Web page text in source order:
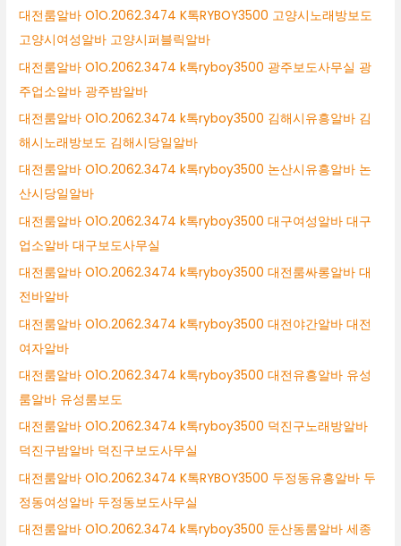
대전룸알바 O1O.2062.3474 K톡RYBOY3500 고양시노래방보도
고양시여성알바 고양시퍼블릭알바
대전룸알바 O1O.2062.3474 k톡ryboy3500 광주보도사무실 광
주업소알바 광주밤알바
대전룸알바 O1O.2062.3474 k톡ryboy3500 김해시유흥알바 김
해시노래방보도 김해시당일알바
대전룸알바 O1O.2062.3474 k톡ryboy3500 논산시유흥알바 논
산시당일알바
대전룸알바 O1O.2062.3474 k톡ryboy3500 대구여성알바 대구
업소알바 대구보도사무실
대전룸알바 O1O.2062.3474 k톡ryboy3500 대전룸싸롱알바 대
전바알바
대전룸알바 O1O.2062.3474 k톡ryboy3500 대전야간알바 대전
여자알바
대전룸알바 O1O.2062.3474 k톡ryboy3500 대전유흥알바 유성
룸알바 유성룸보도
대전룸알바 O1O.2062.3474 k톡ryboy3500 덕진구노래방알바
덕진구밤알바 덕진구보도사무실
대전룸알바 O1O.2062.3474 K톡RYBOY3500 두정동유흥알바 두
정동여성알바 두정동보도사무실
대전룸알바 O1O.2062.3474 k톡ryboy3500 둔산동룸알바 세종